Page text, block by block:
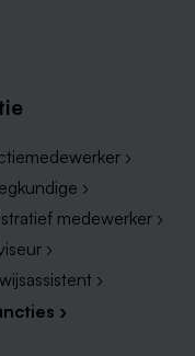
›
›
medewerker ›
›
›
›